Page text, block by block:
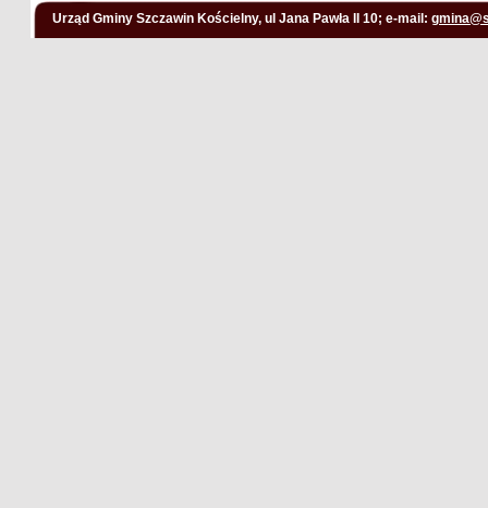
Urząd Gminy Szczawin Kościelny, ul Jana Pawła II 10; e-mail: